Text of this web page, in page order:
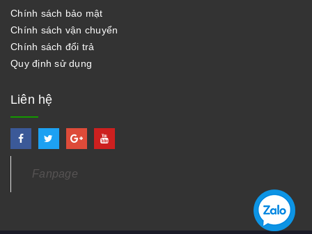
Chính sách bảo mật
Chính sách vận chuyển
Chính sách đổi trả
Quy định sử dụng
Liên hệ
Fanpage